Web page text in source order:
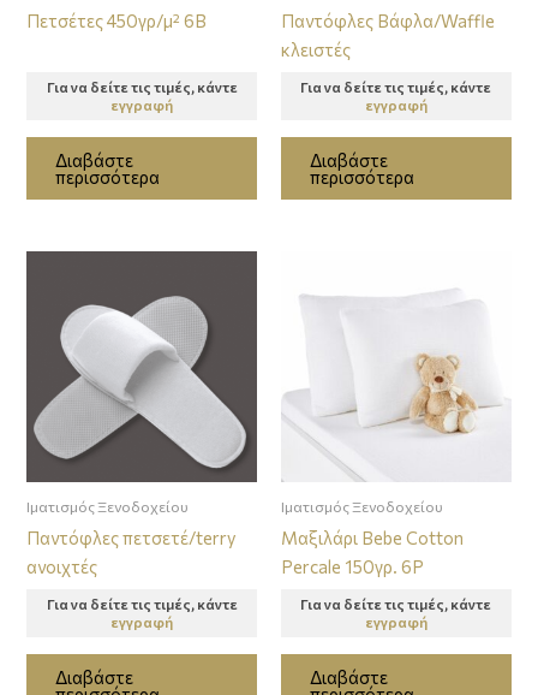
Πετσέτες 450γρ/μ² 6B
Για να δείτε τις τιμές, κάντε
εγγραφή
Διαβάστε
περισσότερα
Παντόφλες Βάφλα/Waffle
κλειστές
Για να δείτε τις τιμές, κάντε
εγγραφή
Διαβάστε
περισσότερα
Ιματισμός Ξενοδοχείου
Παντόφλες πετσετέ/terry
ανοιχτές
Για να δείτε τις τιμές, κάντε
εγγραφή
Διαβάστε
Ιματισμός Ξενοδοχείου
Μαξιλάρι Bebe Cotton
Percale 150γρ. 6Ρ
Για να δείτε τις τιμές, κάντε
εγγραφή
Διαβάστε